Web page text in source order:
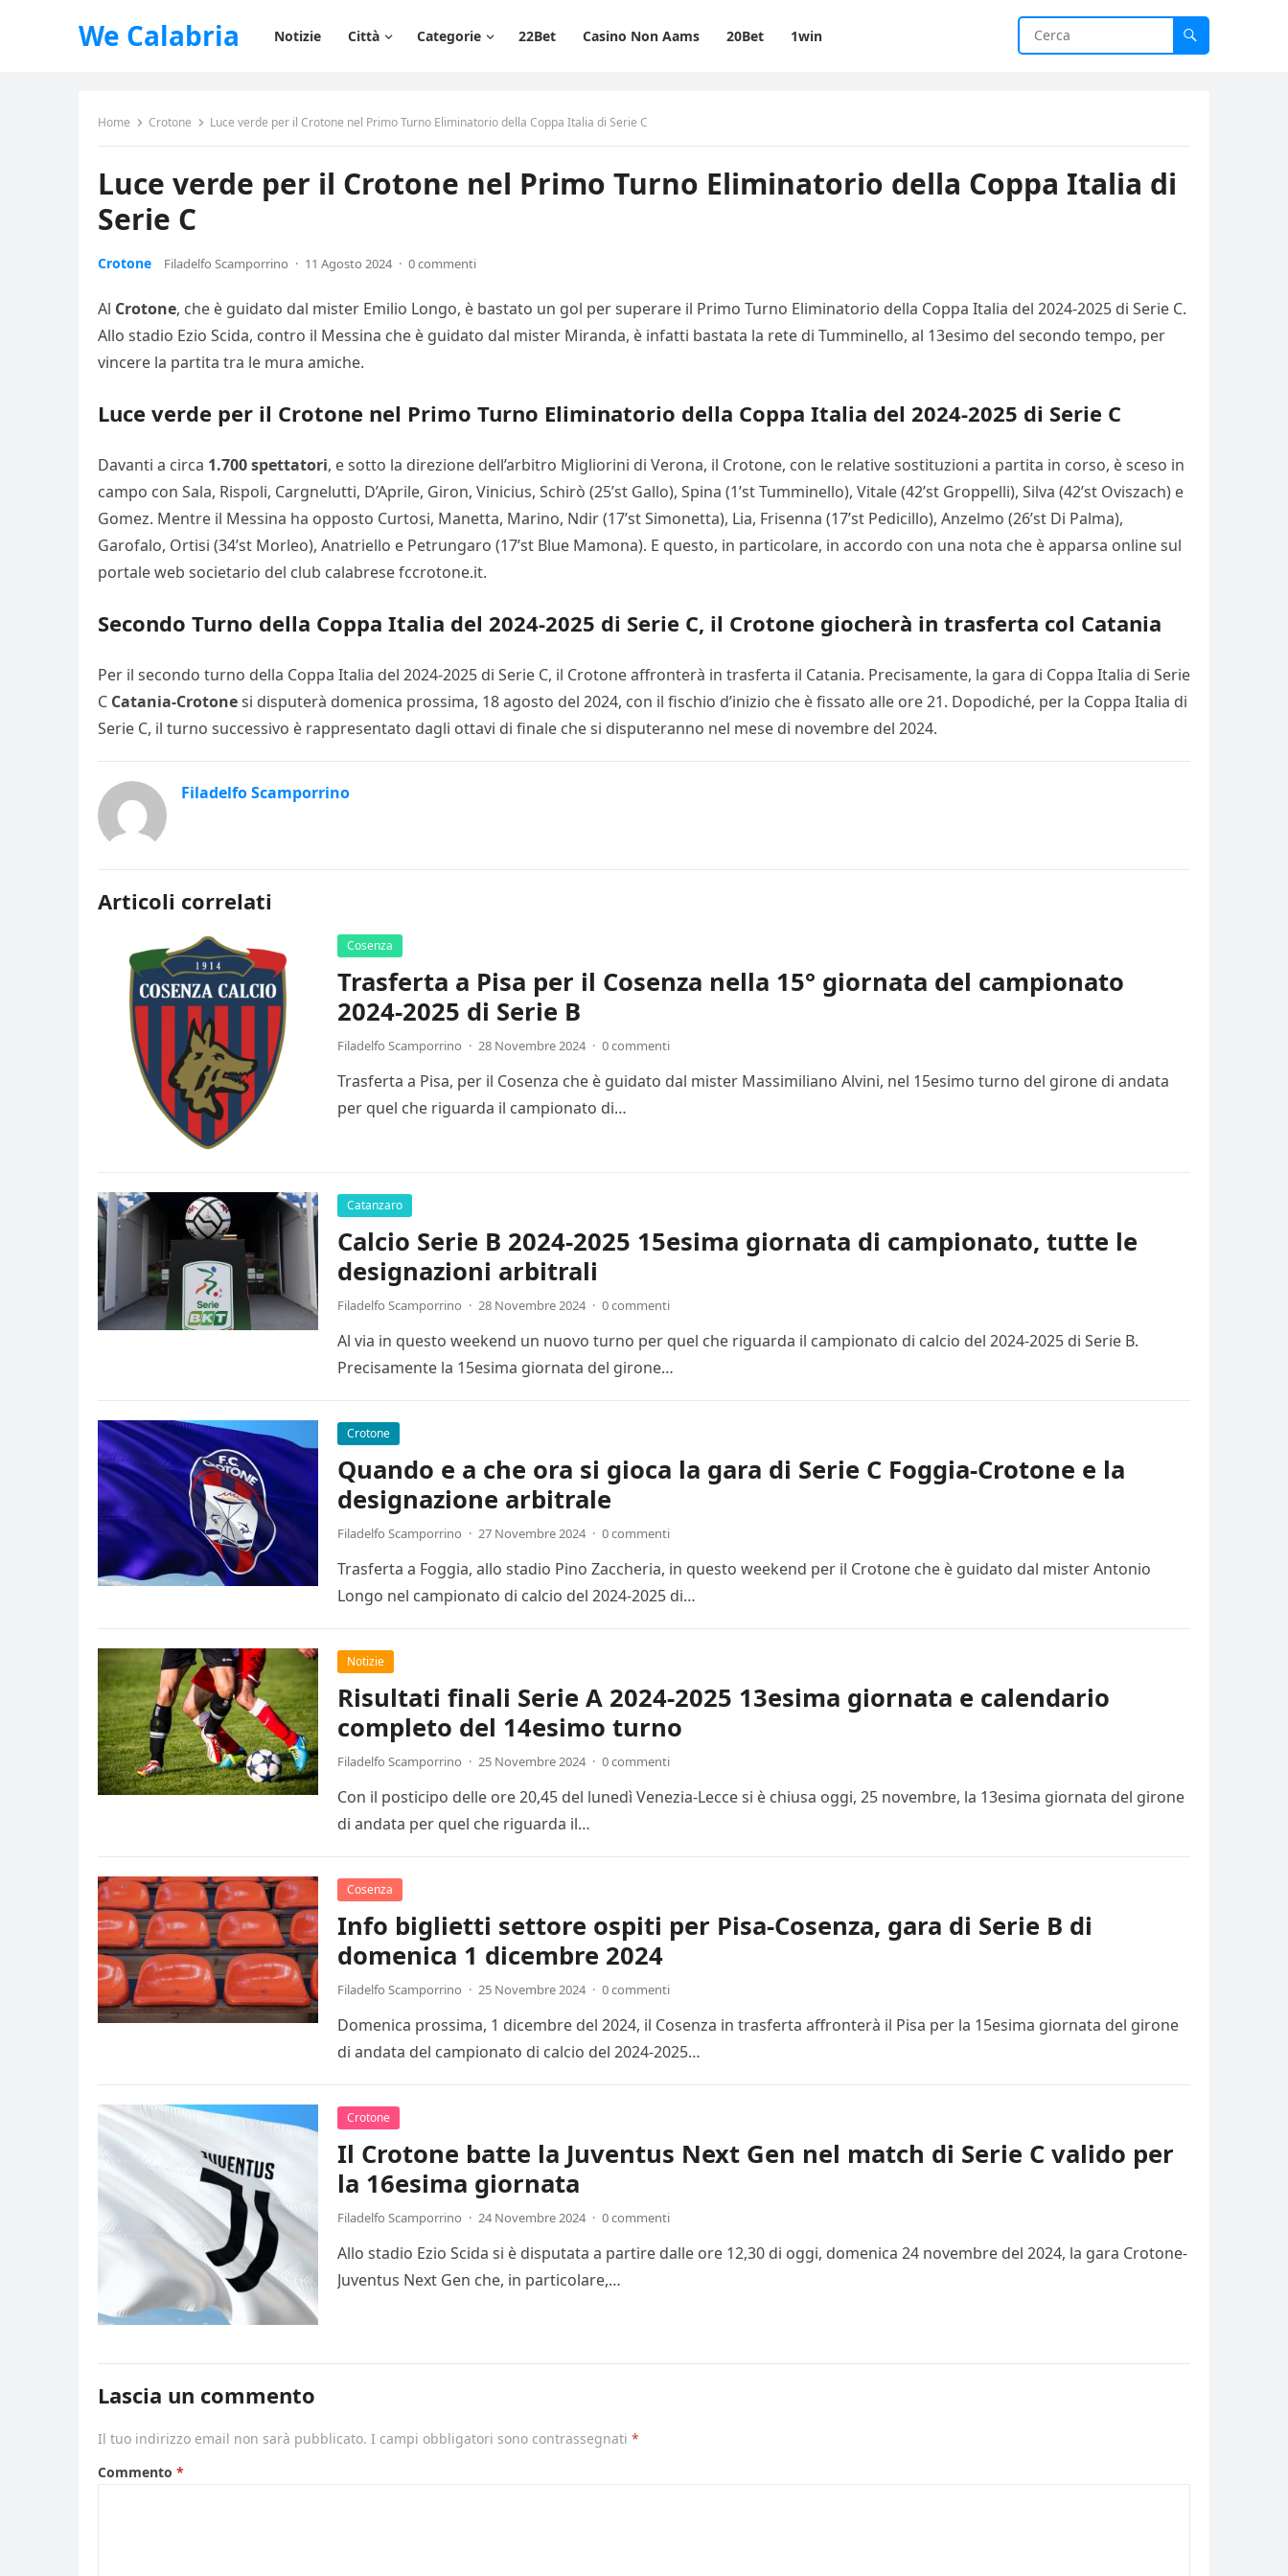
We Calabria Notizie Città Categorie 22Bet Casino Non Aams 20Bet 1win
Home Crotone Luce verde per il Crotone nel Primo Turno Eliminatorio della Coppa Italia di Serie C
Luce verde per il Crotone nel Primo Turno Eliminatorio della Coppa Italia di
Serie C
Crotone Filadelfo Scamporrino · 11 Agosto 2024 · 0 commenti
Al Crotone, che è guidato dal mister Emilio Longo, è bastato un gol per superare il Primo Turno Eliminatorio della Coppa Italia del 2024-2025 di Serie C.
Allo stadio Ezio Scida, contro il Messina che è guidato dal mister Miranda, è infatti bastata la rete di Tumminello, al 13esimo del secondo tempo, per
vincere la partita tra le mura amiche.
Luce verde per il Crotone nel Primo Turno Eliminatorio della Coppa Italia del 2024-2025 di Serie C
Davanti a circa 1.700 spettatori, e sotto la direzione dell’arbitro Migliorini di Verona, il Crotone, con le relative sostituzioni a partita in corso, è sceso in
campo con Sala, Rispoli, Cargnelutti, D’Aprile, Giron, Vinicius, Schirò (25’st Gallo), Spina (1’st Tumminello), Vitale (42’st Groppelli), Silva (42’st Oviszach) e
Gomez. Mentre il Messina ha opposto Curtosi, Manetta, Marino, Ndir (17’st Simonetta), Lia, Frisenna (17’st Pedicillo), Anzelmo (26’st Di Palma),
Garofalo, Ortisi (34’st Morleo), Anatriello e Petrungaro (17’st Blue Mamona). E questo, in particolare, in accordo con una nota che è apparsa online sul
portale web societario del club calabrese fccrotone.it.
Secondo Turno della Coppa Italia del 2024-2025 di Serie C, il Crotone giocherà in trasferta col Catania
Per il secondo turno della Coppa Italia del 2024-2025 di Serie C, il Crotone affronterà in trasferta il Catania. Precisamente, la gara di Coppa Italia di Serie
C Catania-Crotonesi disputerà domenica prossima, 18 agosto del 2024, con il fischio d’inizio che è fissato alle ore 21. Dopodiché, per la Coppa Italia di
Serie C, il turno successivo è rappresentato dagli ottavi di finale che si disputeranno nel mese di novembre del 2024.
Filadelfo Scamporrino
Articoli correlati
Cosenza
Trasferta a Pisa per il Cosenza nella 15° giornata del campionato
2024-2025 di Serie B
Filadelfo Scamporrino · 28 Novembre 2024 · 0 commenti
Trasferta a Pisa, per il Cosenza che è guidato dal mister Massimiliano Alvini, nel 15esimo turno del girone di andata
per quel che riguarda il campionato di…
Catanzaro
Calcio Serie B 2024-2025 15esima giornata di campionato, tutte le
designazioni arbitrali
Filadelfo Scamporrino · 28 Novembre 2024 · 0 commenti
Al via in questo weekend un nuovo turno per quel che riguarda il campionato di calcio del 2024-2025 di Serie B.
Precisamente la 15esima giornata del girone…
Crotone
Quando e a che ora si gioca la gara di Serie C Foggia-Crotone e la
designazione arbitrale
Filadelfo Scamporrino · 27 Novembre 2024 · 0 commenti
Trasferta a Foggia, allo stadio Pino Zaccheria, in questo weekend per il Crotone che è guidato dal mister Antonio
Longo nel campionato di calcio del 2024-2025 di…
Notizie
Risultati finali Serie A 2024-2025 13esima giornata e calendario
completo del 14esimo turno
Filadelfo Scamporrino · 25 Novembre 2024 · 0 commenti
Con il posticipo delle ore 20,45 del lunedì Venezia-Lecce si è chiusa oggi, 25 novembre, la 13esima giornata del girone
di andata per quel che riguarda il…
Cosenza
Info biglietti settore ospiti per Pisa-Cosenza, gara di Serie B di
domenica 1 dicembre 2024
Filadelfo Scamporrino · 25 Novembre 2024 · 0 commenti
Domenica prossima, 1 dicembre del 2024, il Cosenza in trasferta affronterà il Pisa per la 15esima giornata del girone
di andata del campionato di calcio del 2024-2025…
Crotone
Il Crotone batte la Juventus Next Gen nel match di Serie C valido per
la 16esima giornata
Filadelfo Scamporrino · 24 Novembre 2024 · 0 commenti
Allo stadio Ezio Scida si è disputata a partire dalle ore 12,30 di oggi, domenica 24 novembre del 2024, la gara Crotone-
Juventus Next Gen che, in particolare,…
Lascia un commento
Il tuo indirizzo email non sarà pubblicato. I campi obbligatori sono contrassegnati *
Commento *